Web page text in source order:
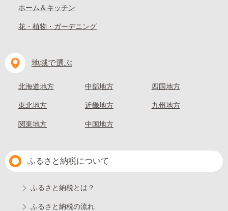
ホーム＆キッチン
花・植物・ガーデニング
地域で選ぶ
北海道地方
東北地方
関東地方
中部地方
近畿地方
中国地方
四国地方
九州地方
ふるさと納税について
ふるさと納税とは？
ふるさと納税の流れ